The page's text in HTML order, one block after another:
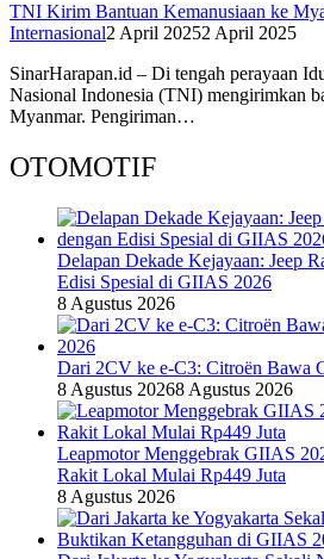
TNI Kirim Bantuan Kemanusiaan ke
Internasional2 April 20252 April 2025
SinarHarapan.id – Di tengah perayaan
Nasional Indonesia (TNI) mengirimkan
Myanmar. Pengiriman…
OTOMOTIF
Delapan Dekade Kejayaan: Jeep
Edisi Spesial di GIIAS 2026
8 Agustus 2026
Dari 2CV ke e-C3: Citroën Bawa
8 Agustus 20268 Agustus 2026
Leapmotor Menggebrak GIIAS
Rakit Lokal Mulai Rp449 Juta
8 Agustus 2026